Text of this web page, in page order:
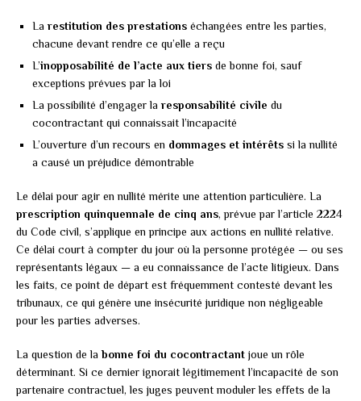
La restitution des prestations échangées entre les parties,
chacune devant rendre ce qu’elle a reçu
L’inopposabilité de l’acte aux tiers de bonne foi, sauf
exceptions prévues par la loi
La possibilité d’engager la responsabilité civile du
cocontractant qui connaissait l’incapacité
L’ouverture d’un recours en dommages et intérêts si la nullité
a causé un préjudice démontrable
Le délai pour agir en nullité mérite une attention particulière. La
prescription quinquennale de cinq ans, prévue par l’article 2224
du Code civil, s’applique en principe aux actions en nullité relative.
Ce délai court à compter du jour où la personne protégée — ou ses
représentants légaux — a eu connaissance de l’acte litigieux. Dans
les faits, ce point de départ est fréquemment contesté devant les
tribunaux, ce qui génère une insécurité juridique non négligeable
pour les parties adverses.
La question de labonne foi du cocontractant joue un rôle
déterminant. Si ce dernier ignorait légitimement l’incapacité de son
partenaire contractuel, les juges peuvent moduler les effets de la